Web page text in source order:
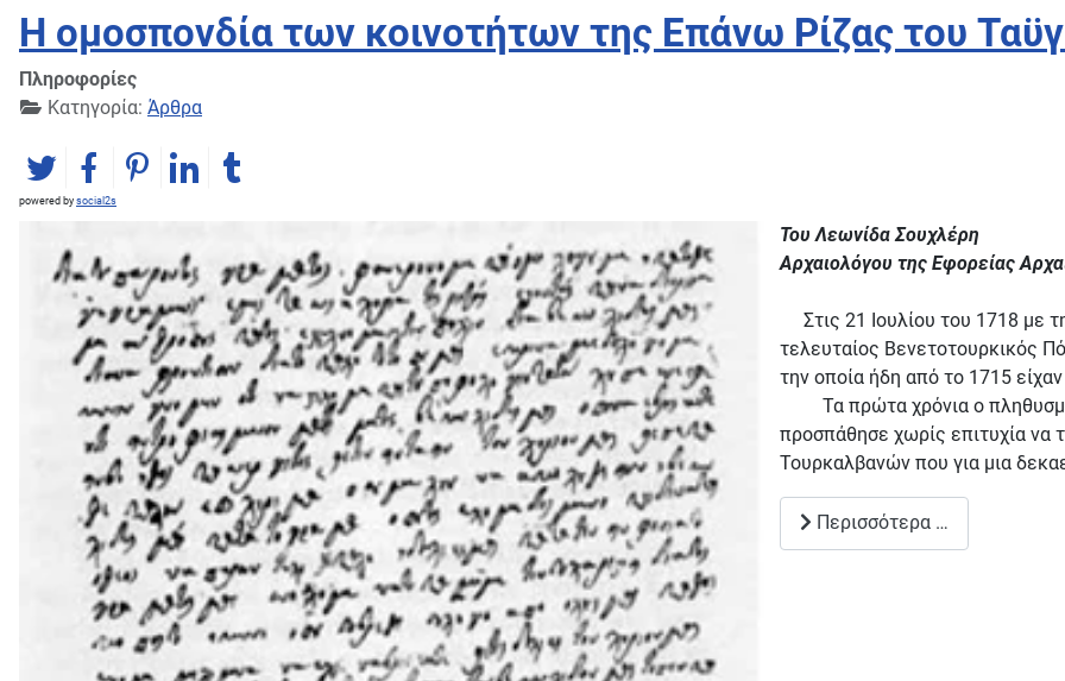
Η ομοσπονδία των κοινοτήτων της Επάνω Ρίζας του
Πληροφορίες
Κατηγορία: Άρθρα
powered by social2s
Του Λεωνίδα Σουχλέρη
Αρχαιολόγου της Εφορείας
Στις 21 Ιουλίου του 1718 με
τελευταίος Βενετοτουρκικός
την οποία ήδη από το 1715
Τα πρώτα χρόνια ο
προσπάθησε χωρίς επιτυχία να
Τουρκαλβανών που για μια
Περισσότερα …